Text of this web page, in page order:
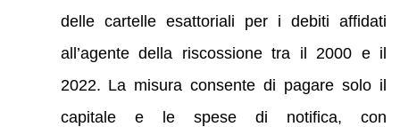
delle cartelle esattoriali per i debiti affidati
all’agente della riscossione tra il 2000 e il
2022. La misura consente di pagare solo il
capitale e le spese di notifica, con